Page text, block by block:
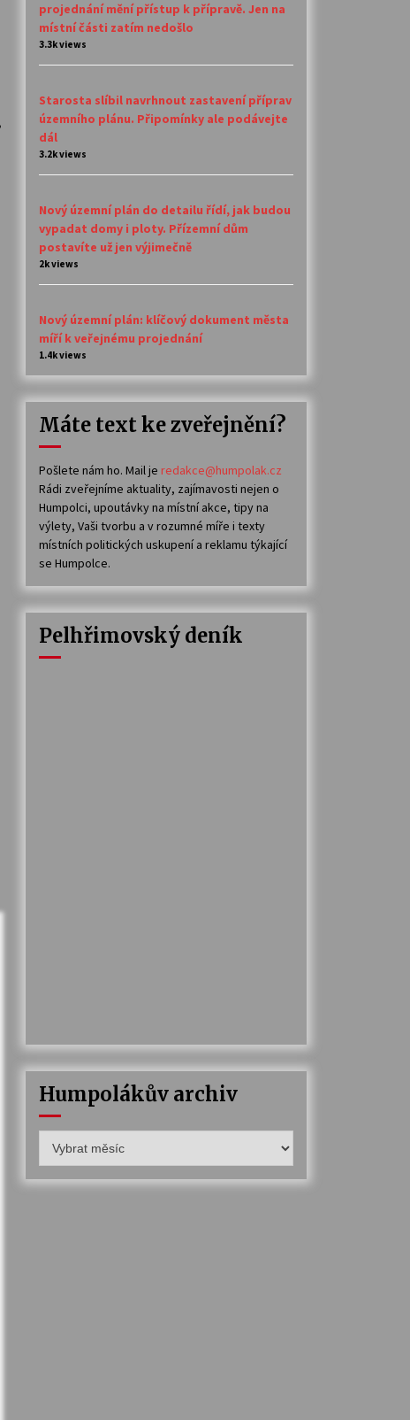
projednání mění přístup k přípravě. Jen na
místní části zatím nedošlo
3.3k views
Starosta slíbil navrhnout zastavení příprav
územního plánu. Připomínky ale podávejte
dál
3.2k views
Nový územní plán do detailu řídí, jak budou
vypadat domy i ploty. Přízemní dům
postavíte už jen výjimečně
2k views
Nový územní plán: klíčový dokument města
míří k veřejnému projednání
1.4k views
Máte text ke zveřejnění?
Pošlete nám ho. Mail je redakce@humpolak.cz
Rádi zveřejníme aktuality, zajímavosti nejen o
Humpolci, upoutávky na místní akce, tipy na
výlety, Vaši tvorbu a v rozumné míře i texty
místních politických uskupení a reklamu týkající
se Humpolce.
Pelhřimovský deník
Humpolákův archiv
archiv